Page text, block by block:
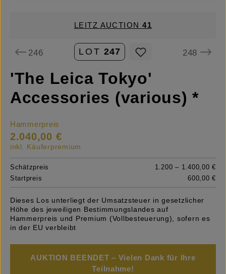
LEITZ AUCTION41
246 LOT 247 248
'The Leica Tokyo'
Accessories (various) *
Hammerpreis
2.040,00 €
inkl. Käuferpremium
Schätzpreis
1.200 – 1.400,00 €
Startpreis
600,00 €
Dieses Los unterliegt der Umsatzsteuer in gesetzlicher
Höhe des jeweiligen Bestimmungslandes auf
Hammerpreis und Premium (Vollbesteuerung), sofern es
in der EU verbleibt
AUKTION BEENDET – Vielen Dank für Ihre
Teilnahme!